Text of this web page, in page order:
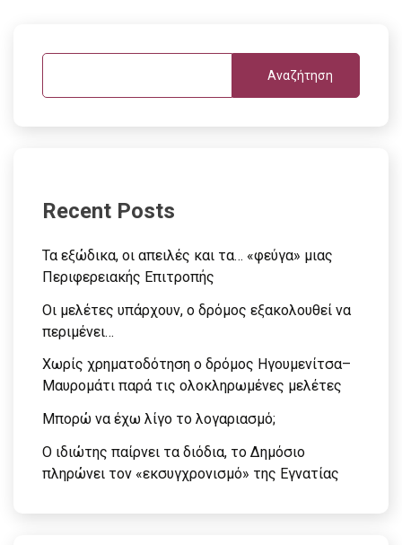
Αναζήτηση
Recent Posts
Τα εξώδικα, οι απειλές και τα… «φεύγα» μιας
Περιφερειακής Επιτροπής
Οι μελέτες υπάρχουν, ο δρόμος εξακολουθεί να
περιμένει…
Χωρίς χρηματοδότηση ο δρόμος Ηγουμενίτσα–
Μαυρομάτι παρά τις ολοκληρωμένες μελέτες
Μπορώ να έχω λίγο το λογαριασμό;
Ο ιδιώτης παίρνει τα διόδια, το Δημόσιο
πληρώνει τον «εκσυγχρονισμό» της Εγνατίας